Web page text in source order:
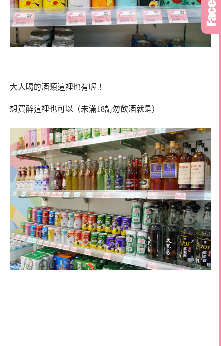
大人喝的酒類這裡也有喔！
想買醉這裡也可以（未滿18請勿飲酒就是）